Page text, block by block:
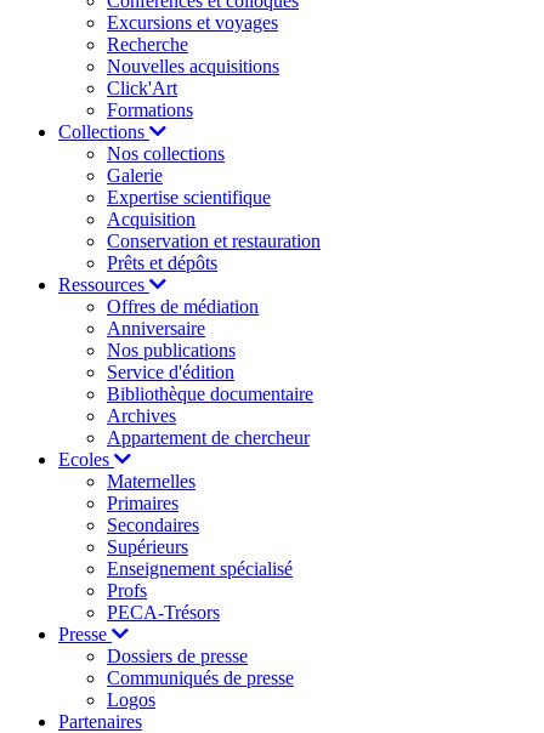
Excursions et voyages
Recherche
Nouvelles acquisitions
Click'Art
Formations
Collections
Nos collections
Galerie
Expertise scientifique
Acquisition
Conservation et restauration
Prêts et dépôts
Ressources
Offres de médiation
Anniversaire
Nos publications
Service d'édition
Bibliothèque documentaire
Archives
Appartement de chercheur
Ecoles
Maternelles
Primaires
Secondaires
Supérieurs
Enseignement spécialisé
Profs
PECA-Trésors
Presse
Dossiers de presse
Communiqués de presse
Logos
Partenaires